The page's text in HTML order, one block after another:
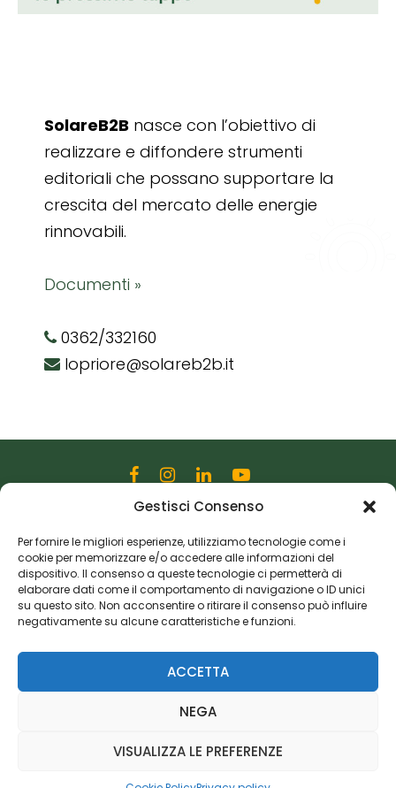
Gestisci Consenso
Per fornire le migliori esperienze, utilizziamo tecnologie come i
cookie per memorizzare e/o accedere alle informazioni del
dispositivo. Il consenso a queste tecnologie ci permetterà di
elaborare dati come il comportamento di navigazione o ID unici
su questo sito. Non acconsentire o ritirare il consenso può influire
negativamente su alcune caratteristiche e funzioni.
ACCETTA
NEGA
VISUALIZZA LE PREFERENZE
SolareB2B nasce con l’obiettivo di
realizzare e diffondere strumenti
editoriali che possano supportare la
crescita del mercato delle energie
rinnovabili.
Documenti »
0362/332160
lopriore@solareb2b.it
Via Martiri della Libertà, 28
20833 Giussano (MB)
P.I. 06982770965
Privacy Policy
Cookie Policy